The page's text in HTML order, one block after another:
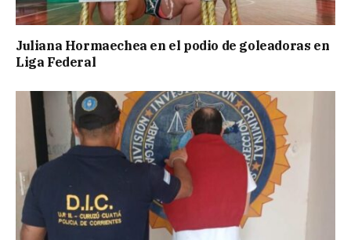
Juliana Hormaechea en el podio de goleadoras en
Liga Federal